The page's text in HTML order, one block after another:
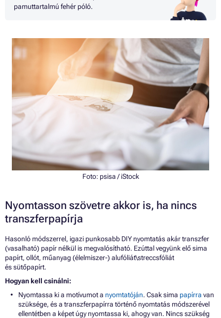
pamuttartalmú fehér póló.
Foto: psisa / iStock
Nyomtasson szövetre akkor is, ha nincs
transzferpapírja
Hasonló módszerrel, igazi punkosabb DIY nyomtatás akár transzfer
(vasalható) papír nélkül is megvalósítható. Ezúttal vegyünk elő sima
papírt, ollót, műanyag (élelmiszer-) alufóliát\streccsfóliát
és sütőpapírt.
Hogyan kell csinálni:
Nyomtassa ki a motívumot a nyomtatóján. Csak sima papírra van
szüksége, és a transzferpapírra történő nyomtatás módszerével
ellentétben a képet úgy nyomtassa ki, ahogy van. Nincs szükség